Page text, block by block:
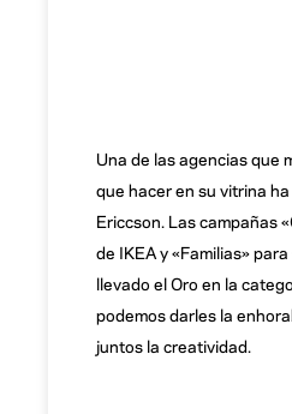
Una de las agencias que
que hacer en su vitrina
Ericcson. Las campañas
de IKEA y «Familias»
llevado el Oro en la
podemos darles la
juntos la creatividad.